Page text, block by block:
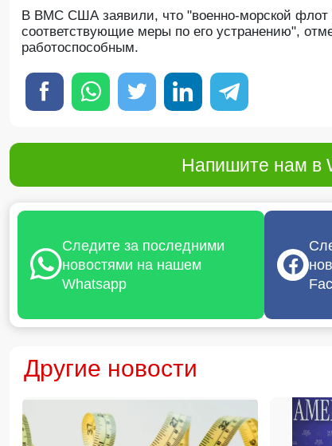
В ВМС США заявили, что "военно-морской флот
соответствующие меры по его устранению",
работоспособным.
Напишите нам в
Следите за последними
новостями на нашем
Whatsapp
Другие новости